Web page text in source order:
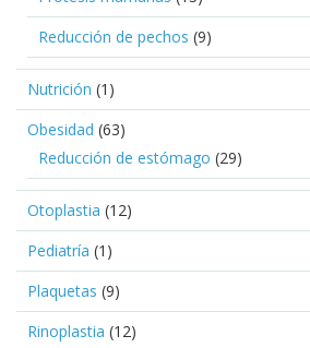
Reducción de pechos (9)
Nutrición (1)
Obesidad (63)
Reducción de estómago (29)
Otoplastia (12)
Pediatría (1)
Plaquetas (9)
Rinoplastia (12)